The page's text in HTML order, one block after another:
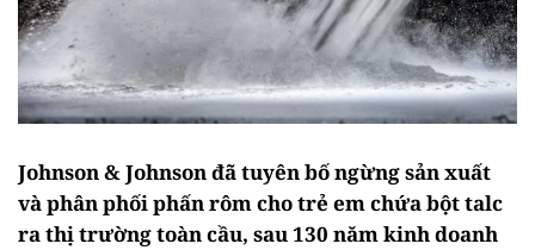
Johnson & Johnson đã tuyên bố ngừng sản xuất
và phân phối phấn rôm cho trẻ em chứa bột talc
ra thị trường toàn cầu, sau 130 năm kinh doanh